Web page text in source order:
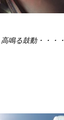
鳴る鼓動・・・・